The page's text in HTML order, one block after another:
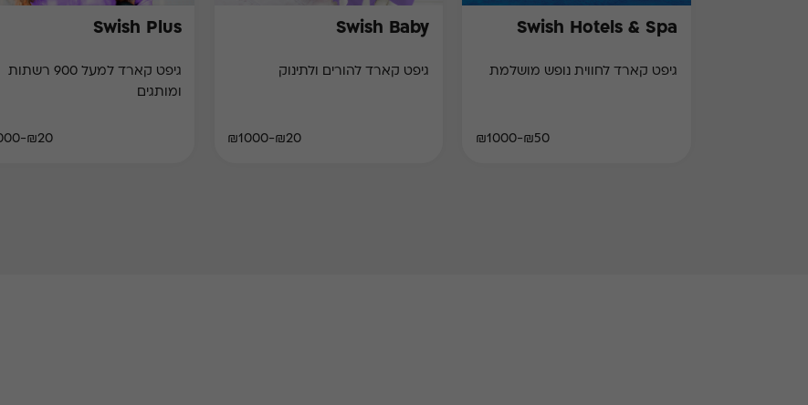
Swish Hotels & Spa
גיפט קארד לחווית נופש מושלמת
₪50-₪1000
Swish Baby
גיפט קארד להורים ולתינוק
₪20-₪1000
Swish Plus
גיפט קארד למעל 900 רשתות
ומותגים
₪20-₪1000